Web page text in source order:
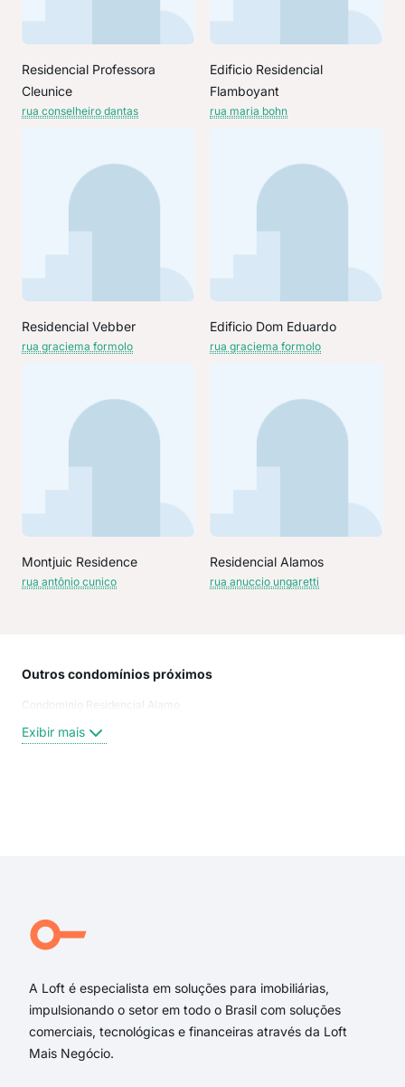
Residencial Professora
Cleunice
rua conselheiro dantas
Edificio Residencial
Flamboyant
rua maria bohn
Residencial Vebber
rua graciema formolo
Edificio Dom Eduardo
rua graciema formolo
Montjuic Residence
rua antônio cunico
Residencial Alamos
rua anuccio ungaretti
Outros condomínios próximos
Condominio Residencial Alamo
Exibir mais
A Loft é especialista em soluções para imobiliárias,
impulsionando o setor em todo o Brasil com soluções
comerciais, tecnológicas e financeiras através da Loft
Mais Negócio.